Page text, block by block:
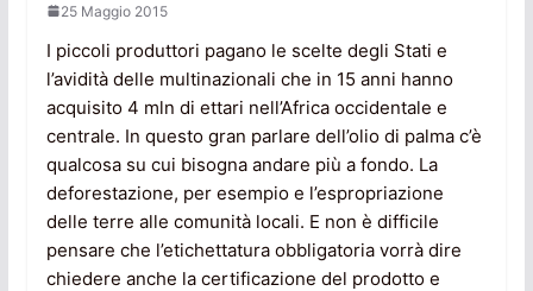
25 Maggio 2015
I piccoli produttori pagano le scelte degli Stati e
l’avidità delle multinazionali che in 15 anni hanno
acquisito 4 mln di ettari nell’Africa occidentale e
centrale. In questo gran parlare dell’olio di palma c’è
qualcosa su cui bisogna andare più a fondo. La
deforestazione, per esempio e l’espropriazione
delle terre alle comunità locali. E non è difficile
pensare che l’etichettatura obbligatoria vorrà dire
chiedere anche la certificazione del prodotto e